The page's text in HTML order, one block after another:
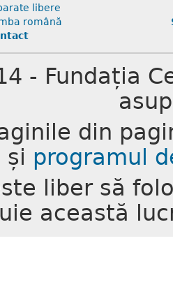
libere
română
- Fundația
din
și programul
liber să
această